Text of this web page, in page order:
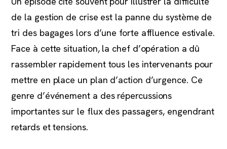
de la gestion de crise est la panne du système de
tri des bagages lors d’une forte affluence estivale.
Face à cette situation, la chef d’opération a dû
rassembler rapidement tous les intervenants pour
mettre en place un plan d’action d’urgence. Ce
genre d’événement a des répercussions
importantes sur le flux des passagers, engendrant
retards et tensions.